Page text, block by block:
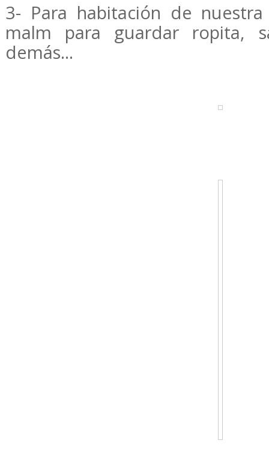
3- Para habitación de
malm para guardar ropita,
demás...